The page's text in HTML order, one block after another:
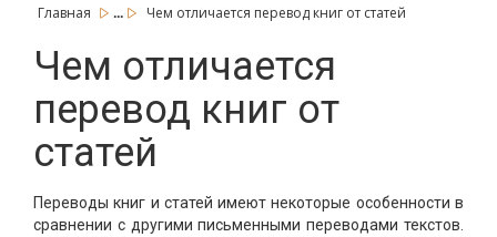
Главная ... Чем отличается перевод книг от статей
Чем отличается
перевод книг от
статей
Переводы книг и статей имеют некоторые особенности в
сравнении с другими письменными переводами текстов.